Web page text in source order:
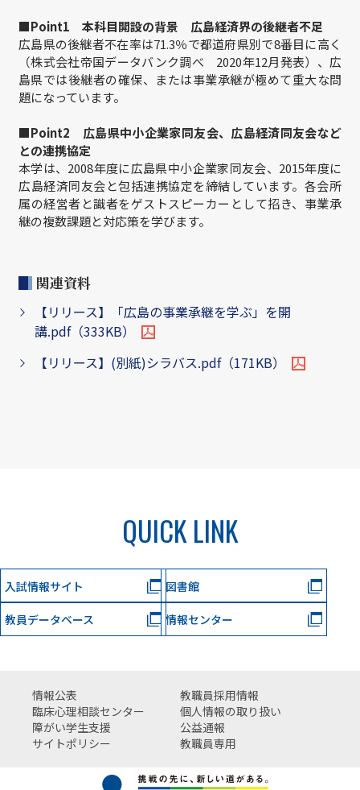
■Point1 本科目開設の背景 広島経済界の後継者不足
広島県の後継者不在率は71.3％で都道府県別で8番目に高く
（株式会社帝国データバンク調べ 2020年12月発表）、広
島県では後継者の確保、または事業承継が極めて重大な問
題になっています。
■Point2 広島県中小企業家同友会、広島経済同友会など
との連携協定
本学は、2008年度に広島県中小企業家同友会、2015年度に
広島経済同友会と包括連携協定を締結しています。各会所
属の経営者と識者をゲストスピーカーとして招き、事業承
継の複数課題と対応策を学びます。
関連資料
【リリース】「広島の事業承継を学ぶ」を開
講.pdf（333KB）
【リリース】(別紙)シラバス.pdf（171KB）
QUICK LINK
入試情報サイト 図書館
教員データベース 情報センター
情報公表
教職員採用情報
臨床心理相談センター
個人情報の取り扱い
障がい学生支援
公益通報
サイトポリシー
教職員専用